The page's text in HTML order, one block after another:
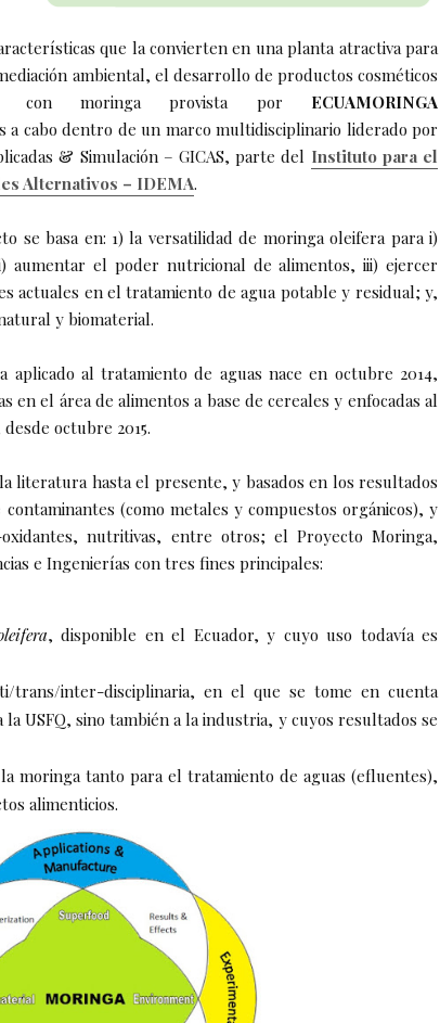
que la convierten en una planta atractiva para
ambiental, el desarrollo de productos cosméticos
con moringa provista por ECUAMORINGA
a cabo dentro de un marco multidisciplinario liderado por
& Simulación – GICAS, parte del Instituto para el
Alternativos – IDEMA.
se basa en: 1) la versatilidad de moringa oleifera para i)
aumentar el poder nutricional de alimentos, iii) ejercer
actuales en el tratamiento de agua potable y residual; y,
y biomaterial.
aplicado al tratamiento de aguas nace en octubre 2014,
en el área de alimentos a base de cereales y enfocadas al
octubre 2015.
literatura hasta el presente, y basados en los resultados
(como metales y compuestos orgánicos), y
nutritivas, entre otros; el Proyecto Moringa,
e Ingenierías con tres fines principales:
, disponible en el Ecuador, y cuyo uso todavía es
trans/inter-disciplinaria, en el que se tome en cuenta
USFQ, sino también a la industria, y cuyos resultados se
moringa tanto para el tratamiento de aguas (efluentes),
alimenticios.